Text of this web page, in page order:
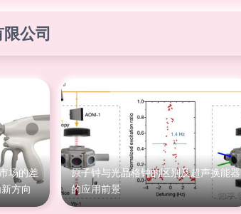
公司
场的差
方向
原子钟与光晶格钟的区别及超声换能器
的应用前景